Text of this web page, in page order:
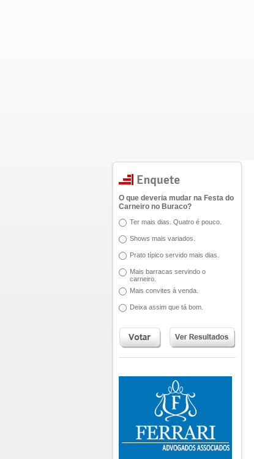
O que deveria mudar na Festa do
Carneiro no Buraco?
Ter mais dias. Quatro é pouco.
Shows mais variados.
Prato típico servido mais dias.
Mais barracas servindo o
carneiro.
Mais convites à venda.
Deixa assim que tá bom.